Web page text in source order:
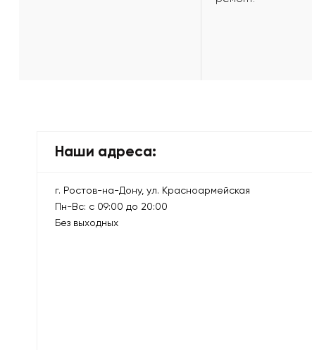
Наши адреса:
г. Ростов-на-Дону, ул. Красноармейская
Пн-Вс: с 09:00 до 20:00
Без выходных